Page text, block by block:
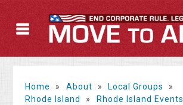
Home » About » Local Groups
»
Rhode Island
» Rhode Island Events